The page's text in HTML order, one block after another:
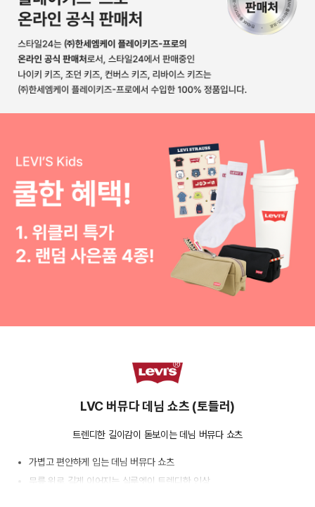
LVC 버뮤다 데님 쇼츠 (토들러)
트렌디한 길이감이 돋보이는 데님 버뮤다 쇼츠
가볍고 편안하게 입는 데님 버뮤다 쇼츠
무릎 위로 길게 이어지는 실루엣이 트렌디한 인상